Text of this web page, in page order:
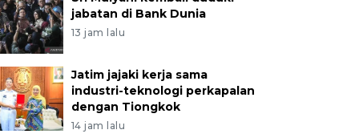
jabatan di Bank Dunia
13 jam lalu
Jatim jajaki kerja sama
industri-teknologi perkapalan
dengan Tiongkok
14 jam lalu